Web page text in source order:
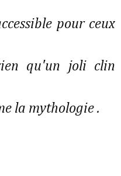
pour ceux
qu'un joli clin
la mythologie .